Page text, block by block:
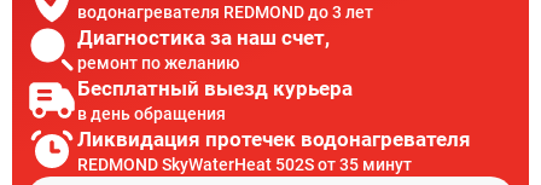
водонагревателя REDMOND до 3 лет
Диагностика за наш счет,
ремонт по желанию
Бесплатный выезд курьера
в день обращения
Ликвидация протечек водонагревателя
REDMOND SkyWaterHeat 502S от 35 минут